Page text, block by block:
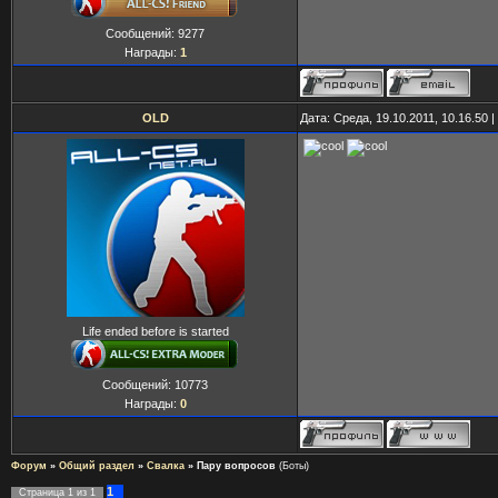
Сообщений: 9277
Награды: 1
OLD Дата: Среда, 19.10.2011, 10.16.50
Life ended before is started
Сообщений: 10773
Награды: 0
Форум » Общий раздел » Свалка » Пару вопросов (Боты)
Страница 1 из 1
1